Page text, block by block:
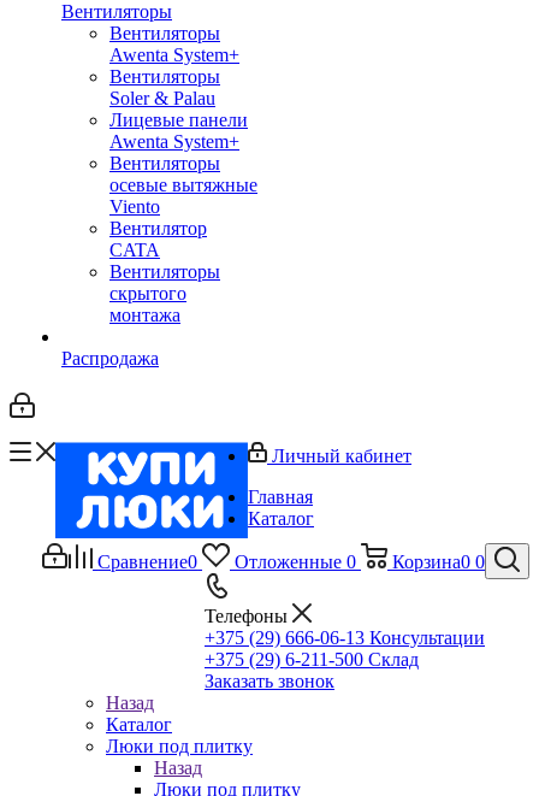
Вентиляторы
Вентиляторы
Awenta System+
Вентиляторы
Soler & Palau
Лицевые панели
Awenta System+
Вентиляторы
осевые вытяжные
Viento
Вентилятор
CATA
Вентиляторы
скрытого
монтажа
Распродажа
Сравнение0 Отложенные 0 Корзина0 0
Телефоны
+375 (29) 666-06-13 Консультации
+375 (29) 6-211-500 Склад
Заказать звонок
Личный кабинет
Главная
Каталог
Назад
Каталог
Люки под плитку
Назад
Люки под плитку